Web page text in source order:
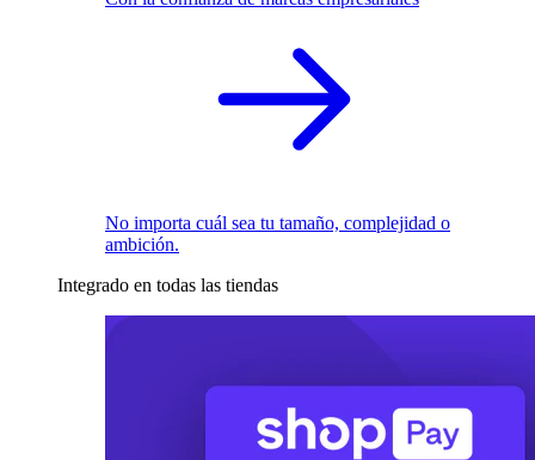
No importa cuál sea tu tamaño, complejidad o
ambición.
Integrado en todas las tiendas